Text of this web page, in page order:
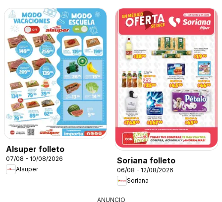
Alsuper folleto
07/08 - 10/08/2026
Alsuper
Soriana folleto
06/08 - 12/08/2026
Soriana
ANUNCIO